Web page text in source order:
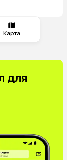
Карта
для